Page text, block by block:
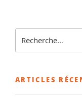
pour
ARTICLES